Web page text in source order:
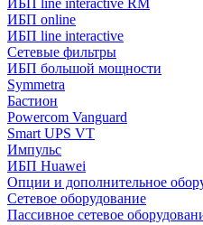
ИБП line interactive RM
ИБП online
ИБП linе interactive
Сетевые фильтры
ИБП большой мощности
Symmetra
Бастион
Powercom Vanguard
Smart UPS VT
Импульс
ИБП Huawei
Опции и дополнительное
Сетевое оборудование
Пассивное сетевое